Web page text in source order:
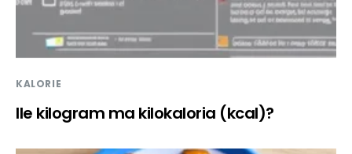
KALORIE
Ile kilogram ma kilokaloria (kcal)?